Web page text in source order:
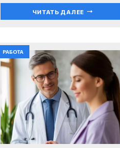
ЧИТАТЬ ДАЛЕЕ
РАБОТА